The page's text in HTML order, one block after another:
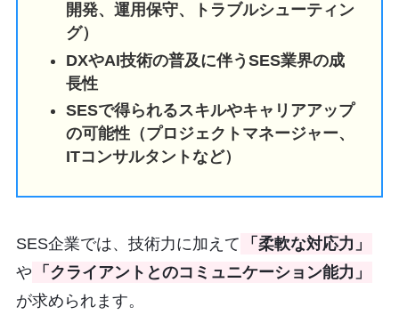
開発、運用保守、トラブルシューティン
グ）
DXやAI技術の普及に伴うSES業界の成
長性
SESで得られるスキルやキャリアアップ
の可能性（プロジェクトマネージャー、
ITコンサルタントなど）
SES企業では、技術力に加えて
「柔軟な対応力」
や
「クライアントとのコミュニケーション能力」
が求められます。